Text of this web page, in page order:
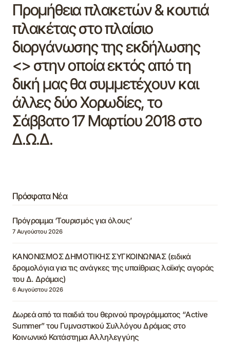
Προμήθεια πλακετών & κουτιά
πλακέτας στο πλαίσιο
διοργάνωσης της εκδήλωσης
<> στην οποία εκτός από τη
δική μας θα συμμετέχουν και
άλλες δύο Χορωδίες, το
Σάββατο 17 Μαρτίου 2018 στο
Δ.Ω.Δ.
Πρόσφατα Νέα
Πρόγραμμα ‘Τουρισμός για όλους’
7 Αυγούστου 2026
ΚΑΝΟΝΙΣΜΟΣ ΔΗΜΟΤΙΚΗΣ ΣΥΓΚΟΙΝΩΝΙΑΣ (ειδικά
δρομολόγια για τις ανάγκες της υπαίθριας λαϊκής αγοράς
του Δ. Δράμας)
6 Αυγούστου 2026
Δωρεά από τα παιδιά του θερινού προγράμματος “Active
Summer” του Γυμναστικού Συλλόγου Δράμας στο
Κοινωνικό Κατάστημα Αλληλεγγύης